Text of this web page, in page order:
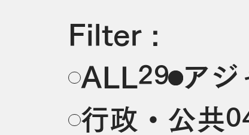
Filter :
ALL29 アジ
行政・公共